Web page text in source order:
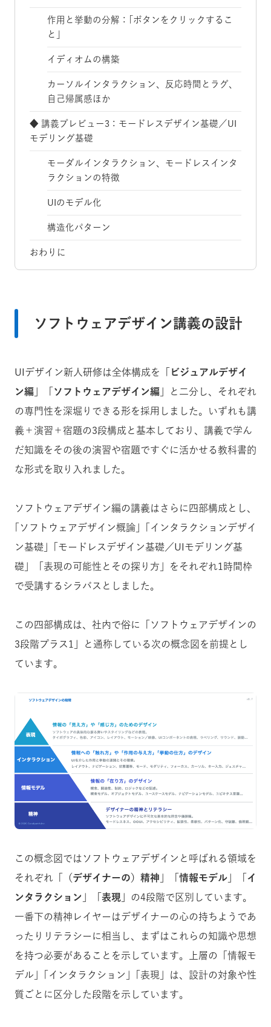
作用と挙動の分解：｢ボタンをクリックするこ
と」
イディオムの構築
カーソルインタラクション、反応時間とラグ、
自己帰属感ほか
◆ 講義プレビュー3：モードレスデザイン基礎／UI
モデリング基礎
モーダルインタラクション、モードレスインタ
ラクションの特徴
UIのモデル化
構造化パターン
おわりに
ソフトウェアデザイン講義の設計
UIデザイン新人研修は全体構成を「
ビジュアルデザイ
ン編
ソフトウェアデザイン編 」と二分し、それぞれ
の専門性を深堀りできる形を採用しました。いずれも講
義＋演習＋宿題の3段構成と基本しており、講義で学ん
だ知識をその後の演習や宿題ですぐに活かせる教科書的
な形式を取り入れました。
ソフトウェアデザイン編の講義はさらに四部構成とし、
｢ソフトウェアデザイン概論」｢インタラクションデザイ
ン基礎」｢モードレスデザイン基礎／UIモデリング基
礎」「表現の可能性とその探り方」をそれぞれ1時間枠
で受講するシラバスとしました。
この四部構成は、社内で俗に「ソフトウェアデザインの
3段階プラス1」と通称している次の概念図を前提とし
ています。
この概念図ではソフトウェアデザインと呼ばれる領域を
それぞれ「
（デザイナーの）精神 情報モデル
イ
ンタラクション
表現 」の4段階で区別しています。
一番下の精神レイヤーはデザイナーの心の持ちようであ
ったりリテラシーに相当し、まずはこれらの知識や思想
を持つ必要があることを示しています。上層の「情報モ
デル」｢インタラクション」｢表現」は、設計の対象や性
質ごとに区分した段階を示しています。